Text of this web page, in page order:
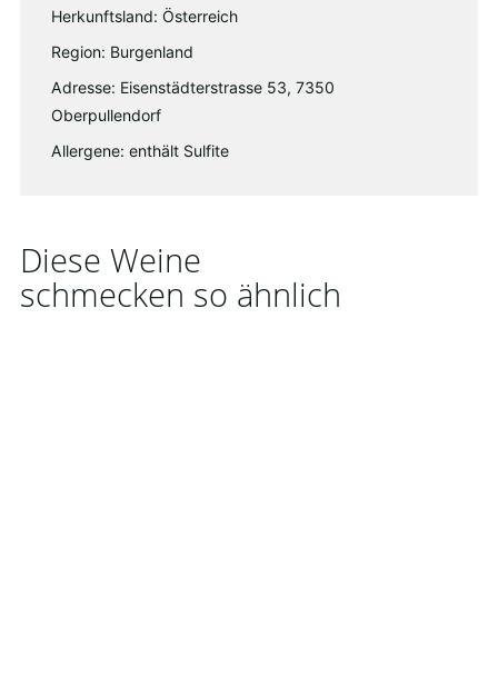
Herkunftsland: Österreich
Region: Burgenland
Adresse: Eisenstädterstrasse 53, 7350
Oberpullendorf
Allergene: enthält Sulfite
Diese Weine
schmecken so ähnlich